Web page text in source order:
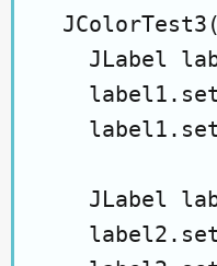
JLabel
JLabel